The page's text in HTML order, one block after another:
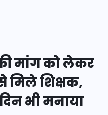
मांग को लेकर
मिले शिक्षक,
भी मनाया